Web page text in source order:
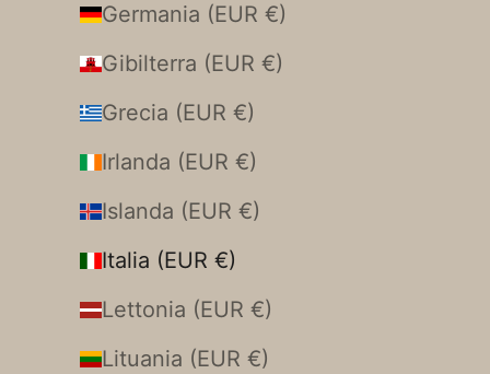
Germania (EUR €)
Gibilterra (EUR €)
Grecia (EUR €)
Irlanda (EUR €)
Islanda (EUR €)
Italia (EUR €)
Lettonia (EUR €)
Lituania (EUR €)